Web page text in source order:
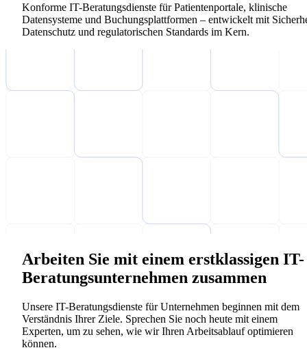
Konforme IT-Beratungsdienste für Patientenportale, klinische
Datensysteme und Buchungsplattformen – entwickelt mit
Datenschutz und regulatorischen Standards im Kern.
Arbeiten Sie mit einem erstklassigen IT-
Beratungsunternehmen zusammen
Unsere IT-Beratungsdienste für Unternehmen beginnen mit dem
Verständnis Ihrer Ziele. Sprechen Sie noch heute mit einem
Experten, um zu sehen, wie wir Ihren Arbeitsablauf optimieren
können.